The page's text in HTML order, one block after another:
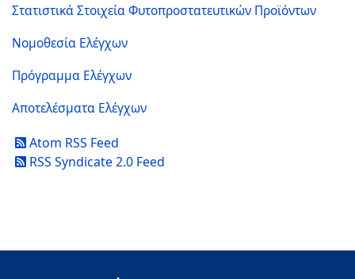
Στατιστικά Στοιχεία Φυτοπροστατευτικών Προϊόντων
Νομοθεσία Ελέγχων
Πρόγραμμα Ελέγχων
Αποτελέσματα Ελέγχων
Atom RSS Feed
RSS Syndicate 2.0 Feed